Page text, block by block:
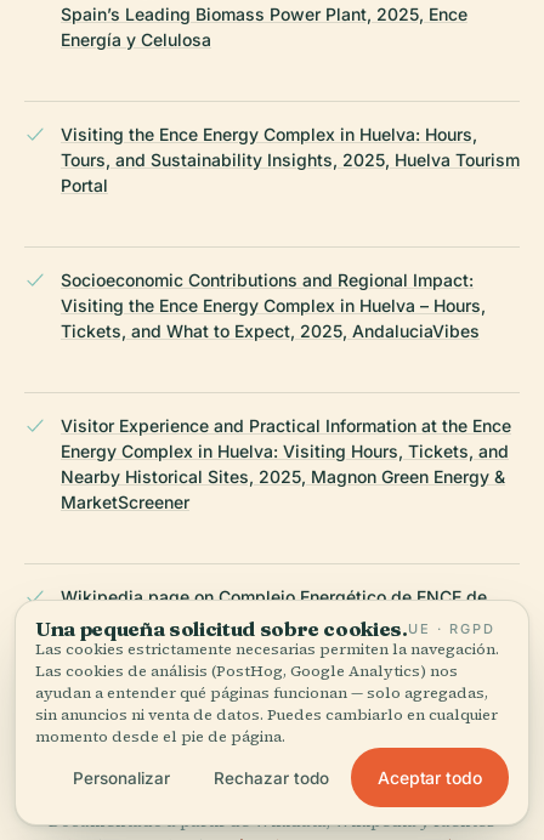
Spain’s Leading Biomass Power Plant, 2025, Ence
Energía y Celulosa
Visiting the Ence Energy Complex in Huelva: Hours,
Tours, and Sustainability Insights, 2025, Huelva Tourism
Portal
Socioeconomic Contributions and Regional Impact:
Visiting the Ence Energy Complex in Huelva – Hours,
Tickets, and What to Expect, 2025, AndaluciaVibes
Visitor Experience and Practical Information at the Ence
Energy Complex in Huelva: Visiting Hours, Tickets, and
Nearby Historical Sites, 2025, Magnon Green Energy &
MarketScreener
Wikipedia page on Complejo Energético de ENCE de
Huelva, 2025
Wikipedia — Complejo Energético de ENCE de Huelva
ÚLTIMA REVISIÓN: APRIL 2026
Documentado a partir de Wikidata, Wikipedia y fuentes
Una pequeña solicitud sobre cookies.UE · RGPD
Las cookies estrictamente necesarias permiten la navegación.
Las cookies de análisis (PostHog, Google Analytics) nos
ayudan a entender qué páginas funcionan — solo agregadas,
sin anuncios ni venta de datos. Puedes cambiarlo en cualquier
momento desde el pie de página.
Personalizar Rechazar todo Aceptar todo